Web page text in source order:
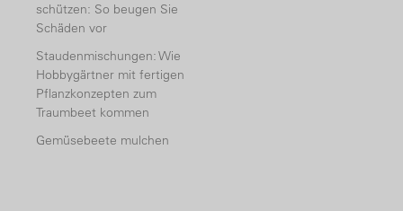
schützen: So beugen Sie
Schäden vor
Staudenmischungen: Wie
Hobbygärtner mit fertigen
Pflanzkonzepten zum
Traumbeet kommen
Gemüsebeete mulchen